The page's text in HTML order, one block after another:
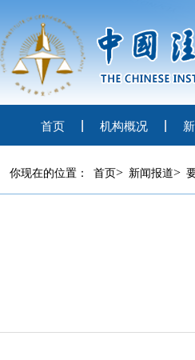
首页 机构概况
你现在的位置： 首页> 新闻报道>